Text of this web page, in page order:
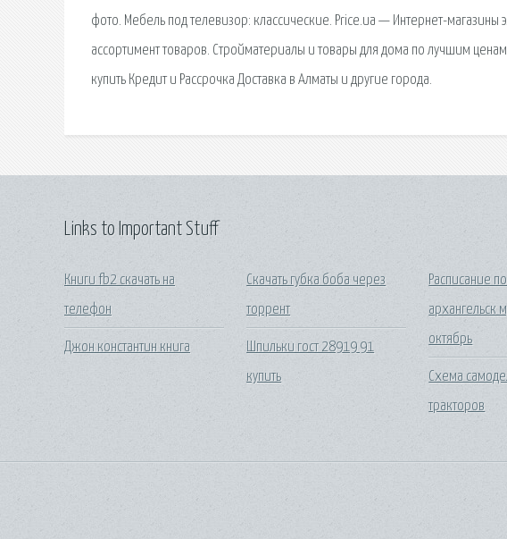
фото. Мебель под телевизор: классические. Price.ua — Интернет-
ассортимент товаров. Стройматериалы и товары для дома по лучшим
купить Кредит и Рассрочка Доставка в Алматы и другие города.
Links to Important Stuff
Книги fb2 скачать на
телефон
Джон константин книга
Скачать губка боба через
торрент
Шпильки гост 28919 91
купить
Расписание
архангельск
октябрь
Схема
тракторов